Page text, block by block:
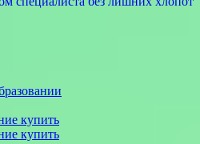
купить
купить